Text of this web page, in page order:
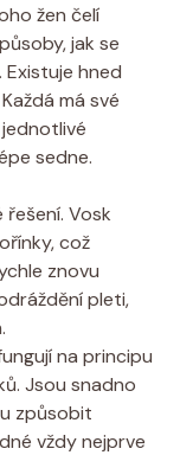
žen čelí
jak se
hned
má své
sedne.
Vosk
což
znovu
pleti,
na principu
Jsou snadno
způsobit
vždy nejprve